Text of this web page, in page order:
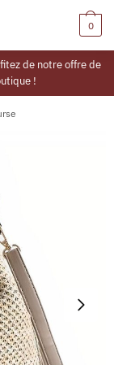
0
de notre offre de
!